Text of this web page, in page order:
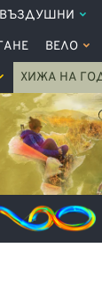
ВЪЗДУШНИ
ВЕЛО
ХИЖА НА